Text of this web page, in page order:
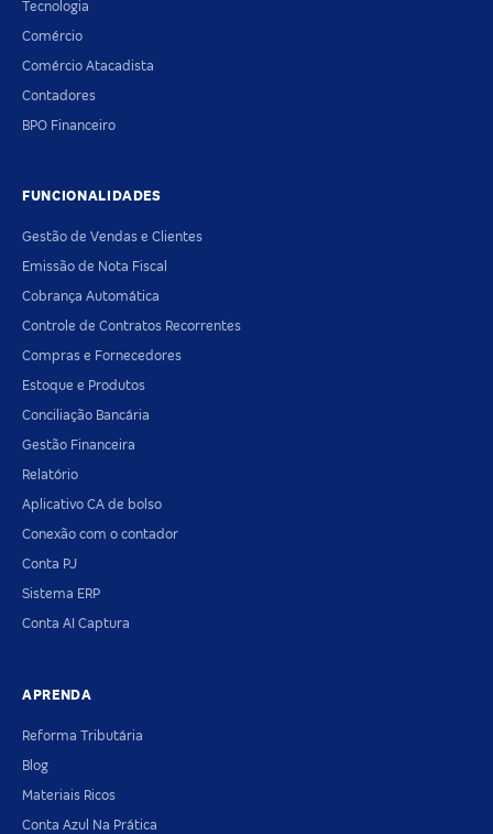
Tecnologia
Comércio
Comércio Atacadista
Contadores
BPO Financeiro
FUNCIONALIDADES
Gestão de Vendas e Clientes
Emissão de Nota Fiscal
Cobrança Automática
Controle de Contratos Recorrentes
Compras e Fornecedores
Estoque e Produtos
Conciliação Bancária
Gestão Financeira
Relatório
Aplicativo CA de bolso
Conexão com o contador
Conta PJ
Sistema ERP
Conta AI Captura
APRENDA
Reforma Tributária
Blog
Materiais Ricos
Conta Azul Na Prática